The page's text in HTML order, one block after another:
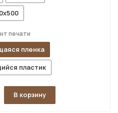
печати
пленка
пластик
В корзину